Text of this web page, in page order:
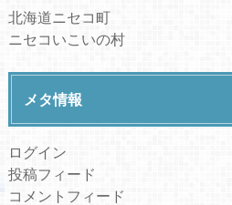
北海道ニセコ町
ニセコいこいの村
メタ情報
ログイン
投稿フィード
コメントフィード